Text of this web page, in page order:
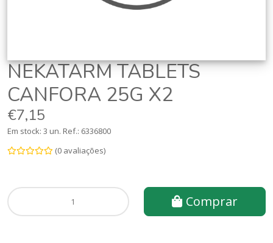
NEKATARM TABLETS
CANFORA 25G X2
€7,15
Em stock: 3 un. Ref.: 6336800
(0 avaliações)
Comprar